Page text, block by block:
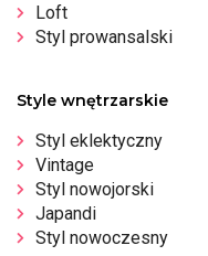
Loft
Styl prowansalski
Style wnętrzarskie
Styl eklektyczny
Vintage
Styl nowojorski
Japandi
Styl nowoczesny